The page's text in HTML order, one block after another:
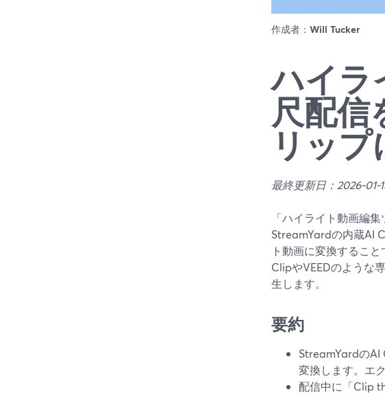
作成者： Will Tucker
ハイラ
尺配信
リッ
最終更新日：2026-01-
「ハイライト動画編
StreamYardの内蔵AI
ト動画に変換するこ
ClipやVEEDのような
生します。
要約
StreamYardのAI
変換します。エ
配信中に「Clip